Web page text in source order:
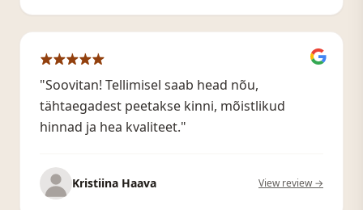
"Soovitan! Tellimisel saab head nõu,
tähtaegadest peetakse kinni, mõistlikud
hinnad ja hea kvaliteet."
Kristiina Haava View review →